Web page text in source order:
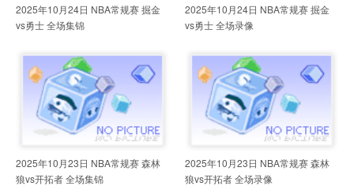
2025年10月24日 NBA常规赛 掘金
vs勇士 全场集锦
2025年10月24日 NBA常规赛 掘金
vs勇士 全场录像
2025年10月23日 NBA常规赛 森林
狼vs开拓者 全场集锦
2025年10月23日 NBA常规赛 森林
狼vs开拓者 全场录像